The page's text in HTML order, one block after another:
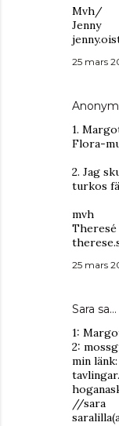
Mvh/
Jenny
25 mars
1.
Flora-
2. Jag
turkos
mvh
Theresé
25 mars
Sara sa…
1:
2:
min
//sara